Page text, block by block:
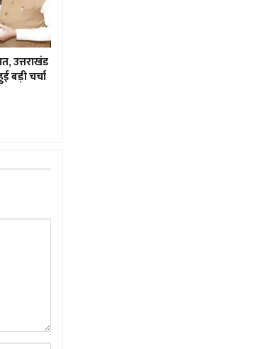
उत्तराखंड
बड़ी चर्चा